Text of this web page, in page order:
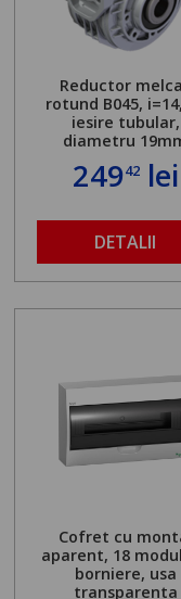
Reductor
rotund B045,
iesire tubular,
diametru
24942lei
DETALII
Cofret cu
aparent, 18
borniere, usa
transparenta